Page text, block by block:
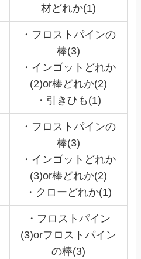
材どれか(1)
・フロストパインの
棒(3)
・インゴットどれか
(2)or棒どれか(2)
・引きひも(1)
・フロストパインの
棒(3)
・インゴットどれか
(3)or棒どれか(2)
・クローどれか(1)
・フロストパイン
(3)orフロストパイン
の棒(3)